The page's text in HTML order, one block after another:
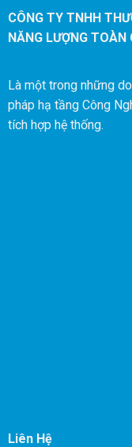
CÔNG TY TNHH
NĂNG
Là một trong những
pháp hạ tầng Công
tích hợp hệ thống.
Liên Hệ